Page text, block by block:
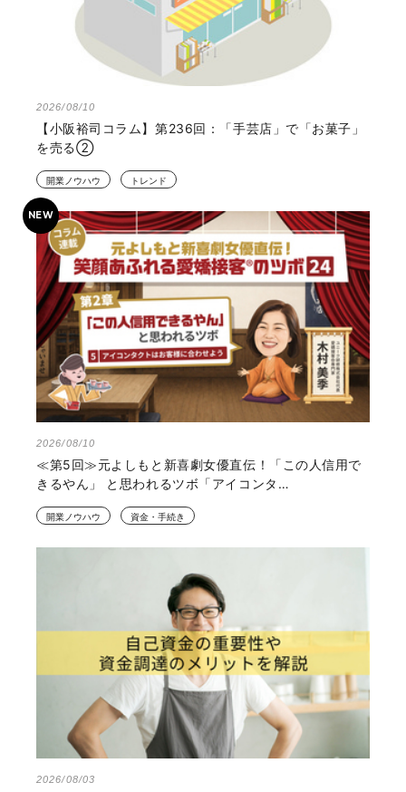
2026/08/10
【小阪裕司コラム】第236回：「手芸店」で「お菓子」
を売る②
開業ノウハウ トレンド
2026/08/10
≪第5回≫元よしもと新喜劇女優直伝！「この人信用で
きるやん」 と思われるツボ「アイコンタ…
開業ノウハウ 資金・手続き
2026/08/03